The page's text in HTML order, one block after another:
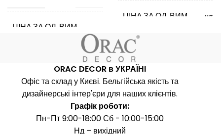
ЦІНА ЗА ОД. ВИМ.
КРАЇНА ВИРОБНИК Бельгія
ДОВЖИНА, ММ 2000
ШИРИНА, ММ 31
ЦІНА ЗА ОД. ВИМ. шт.
КРАЇНА ВИРОБНИК
ДОВЖИНА, ММ
ORAC DECOR в УКРАЇНІ
Офіс та склад у Києві. Бельгійська якість та
дизайнерські інтер'єри для наших клієнтів.
Графік роботи:
Пн-Пт 9:00-18:00 Сб - 10:00-15:00
Нд – вихідний